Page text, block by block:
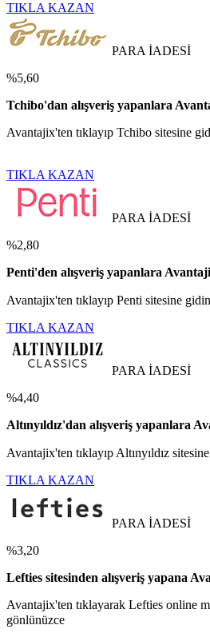
TIKLA KAZAN
PARA İADESİ
%5,60
Tchibo'dan alışveriş yapanlara
Avantajix'ten tıklayıp Tchibo sitesine
TIKLA KAZAN
PARA İADESİ
%2,80
Penti'den alışveriş yapanlara
Avantajix'ten tıklayıp Penti sitesine
TIKLA KAZAN
PARA İADESİ
%4,40
Altınyıldız'dan alışveriş yapanlara
Avantajix'ten tıklayıp Altınyıldız
TIKLA KAZAN
PARA İADESİ
%3,20
Lefties sitesinden alışveriş yapana
Avantajix'ten tıklayarak Lefties online
gönlünüzce